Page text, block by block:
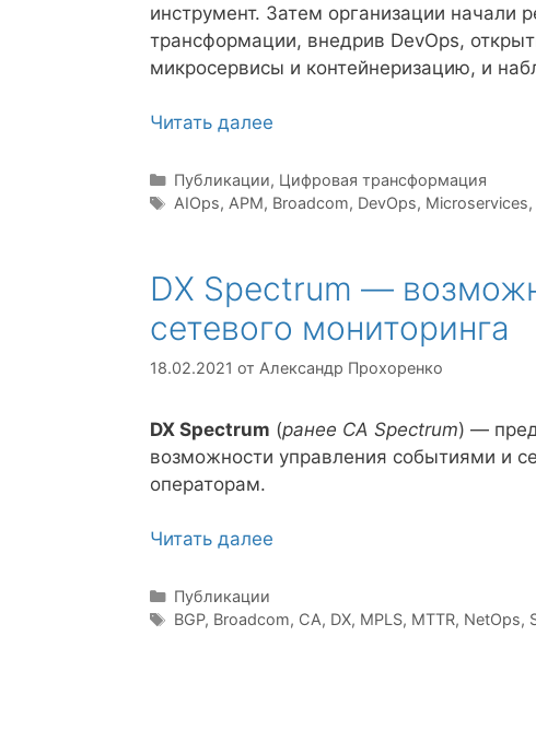
инструмент. Затем организации начали
трансформации, внедрив DevOps,
микросервисы и контейнеризацию, и
Читать далее
Рубрики
Публикации, Цифровая трансформация
Метки
AIOps, APM, Broadcom, DevOps, Microservices,
DX Spectrum —
сетевого мониторинга
18.02.2021 от Александр Прохоренко
DX Spectrum (ранее CA Spectrum) —
возможности управления событиями и
операторам.
Читать далее
Рубрики
Публикации
Метки
BGP, Broadcom, CA, DX, MPLS, MTTR, NetOps,